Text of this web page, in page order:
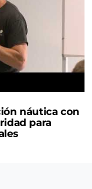
náutica con
para